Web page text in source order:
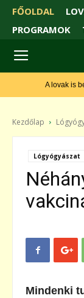
FŐOLDAL
PROGRAMOK
A lovak is
Kezdőlap
Lógyógyászat
Mindenki